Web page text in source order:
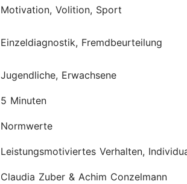
Motivation, Volition, Sport
Einzeldiagnostik, Fremdbeurteilung
Jugendliche, Erwachsene
5 Minuten
Normwerte
Leistungsmotiviertes Verhalten,
Claudia Zuber & Achim Conzelmann